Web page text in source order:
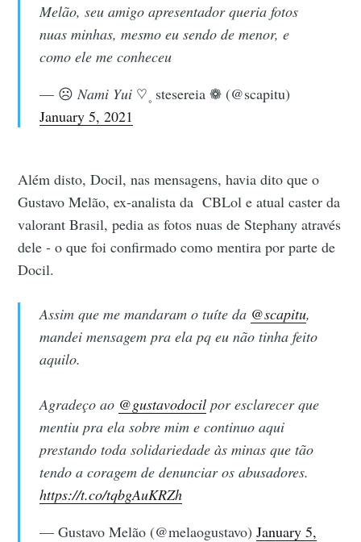
Melão, seu amigo apresentador queria fotos
nuas minhas, mesmo eu sendo de menor, e
como ele me conheceu
— ☹️ 𝑁𝑎𝑚𝑖 𝑌𝑢𝑖 ♡ ۪ stesereia ❁ (@scapitu)
January 5, 2021
Além disto, Docil, nas mensagens, havia dito que o
Gustavo Melão, ex-analista da CBLol e atual caster da
valorant Brasil, pedia as fotos nuas de Stephany através
dele - o que foi confirmado como mentira por parte de
Docil.
Assim que me mandaram o tuíte da @scapitu,
mandei mensagem pra ela pq eu não tinha feito
aquilo.
Agradeço ao @gustavodocilpor esclarecer que
mentiu pra ela sobre mim e continuo aqui
prestando toda solidariedade às minas que tão
tendo a coragem de denunciar os abusadores.
https://t.co/tqbgAuKRZh
— Gustavo Melão (@melaogustavo) January 5,